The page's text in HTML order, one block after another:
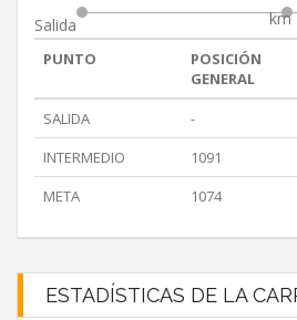
Salida
km
PUNTO
POSICIÓN
GENERAL
SALIDA
-
INTERMEDIO
1091
META
1074
ESTADÍSTICAS DE LA